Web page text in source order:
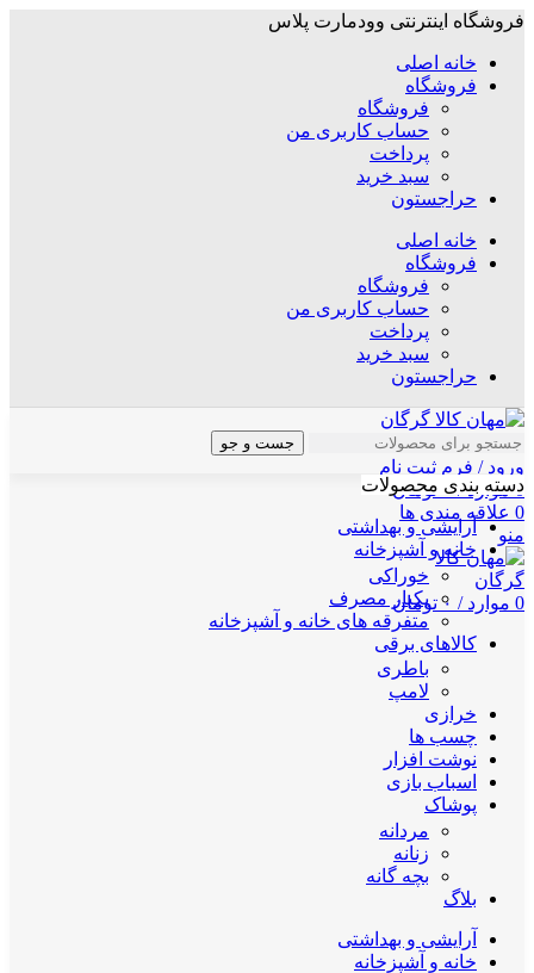
فروشگاه اینترنتی وودمارت پلاس
خانه اصلی
فروشگاه
فروشگاه
حساب کاربری من
پرداخت
سبد خرید
حراجستون
خانه اصلی
فروشگاه
فروشگاه
حساب کاربری من
پرداخت
سبد خرید
حراجستون
جست و جو
ورود / فرم ثبت نام
0 موارد / ۰ تومان
0 علاقه مندی ها
منو
0 موارد / ۰ تومان
دسته بندی محصولات
آرایشی و بهداشتی
خانه و آشپزخانه
خوراکی
یکبار مصرف
متفرقه های خانه و آشپزخانه
کالاهای برقی
باطری
لامپ
خرازی
چسب ها
نوشت افزار
اسباب بازی
پوشاک
مردانه
زنانه
بچه گانه
بلاگ
آرایشی و بهداشتی
خانه و آشپزخانه